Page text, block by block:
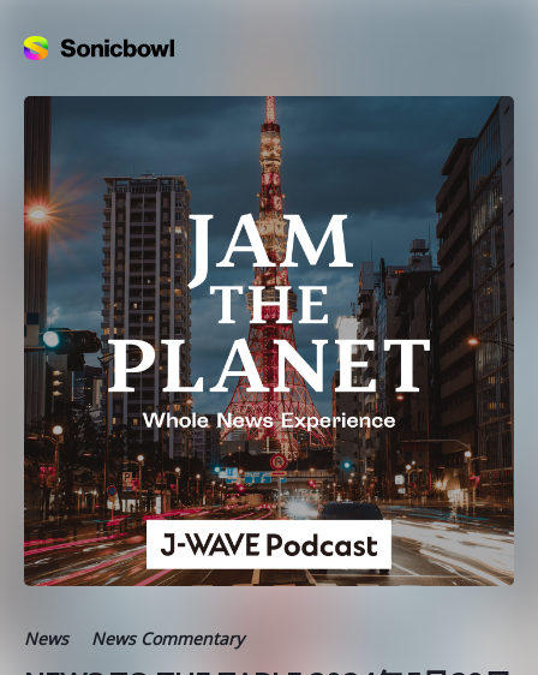
News News Commentary